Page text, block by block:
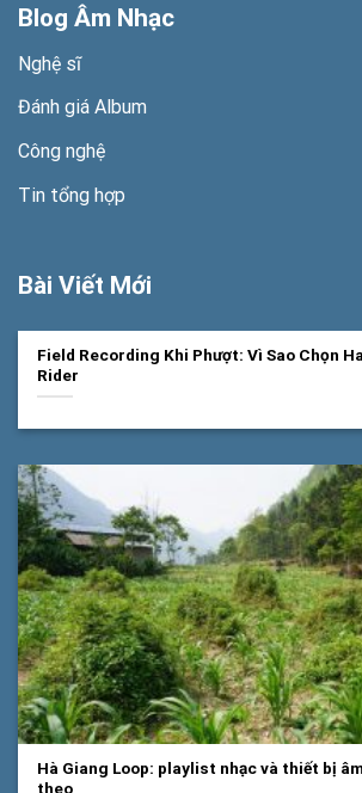
Blog Âm Nhạc
Nghệ sĩ
Đánh giá Album
Công nghệ
Tin tổng hợp
Bài Viết Mới
Field Recording Khi Phượt: Vì Sao Chọn
Rider
Hà Giang Loop: playlist nhạc và thiết bị
theo